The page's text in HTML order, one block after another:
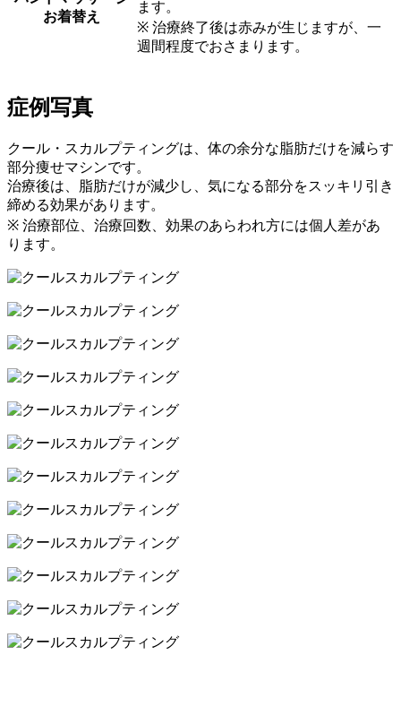
お着替え
ます。
※ 治療終了後は赤みが生じますが、一
週間程度でおさまります。
症例写真
クール・スカルプティングは、体の余分な脂肪だけを減らす
部分痩せマシンです。
治療後は、脂肪だけが減少し、気になる部分をスッキリ引き
締める効果があります。
※ 治療部位、治療回数、効果のあらわれ方には個人差があ
ります。